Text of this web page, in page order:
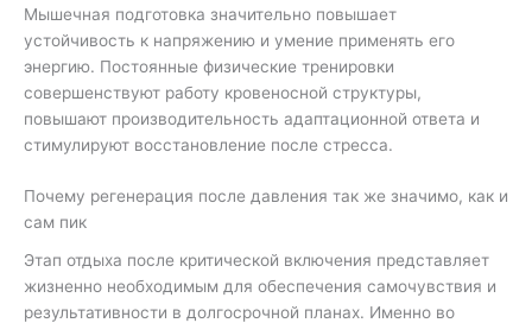
Мышечная подготовка значительно повышает
устойчивость к напряжению и умение применять его
энергию. Постоянные физические тренировки
совершенствуют работу кровеносной структуры,
повышают производительность адаптационной ответа и
стимулируют восстановление после стресса.
Почему регенерация после давления так же значимо, как и
сам пик
Этап отдыха после критической включения представляет
жизненно необходимым для обеспечения самочувствия и
результативности в долгосрочной планах. Именно во